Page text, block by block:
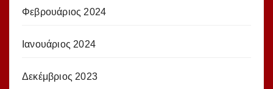
Φεβρουάριος 2024
Ιανουάριος 2024
Δεκέμβριος 2023